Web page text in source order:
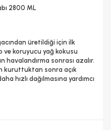
2800 ML
üretildiği için ilk
ve koruyucu yağ kokusu
havalandırma sonrası azalır.
kuruttuktan sonra açık
hızlı dağılmasına yardımcı